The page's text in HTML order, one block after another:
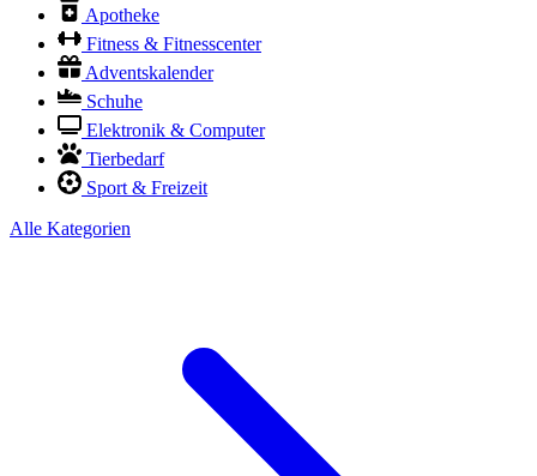
Apotheke
Fitness & Fitnesscenter
Adventskalender
Schuhe
Elektronik & Computer
Tierbedarf
Sport & Freizeit
Alle Kategorien